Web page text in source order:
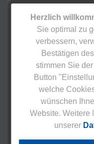
Herzlich
Sie optimal zu
verbessern,
Bestätigen
stimmen Sie
Button
welche
wünschen
Website. Weitere
unserer